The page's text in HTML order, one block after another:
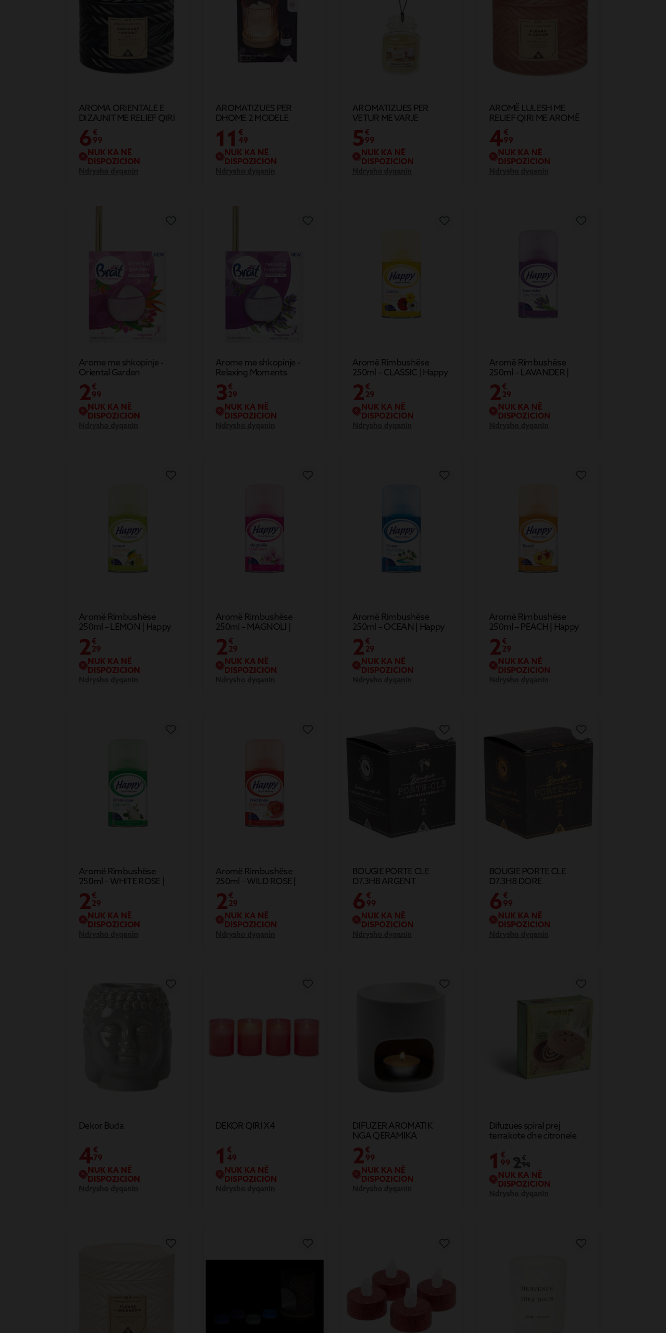
AROMA ORIENTALE E
DIZAJNIT ME RELIEF QIRI
ME AROMË TË ZEZË 25H
6 €
99
NUK KA NË
DISPOZICION
AROMATIZUES PER
DHOME 2 MODELE
11 €
49
NUK KA NË
DISPOZICION
AROMATIZUES PER
VETUR ME VARJE
5€
99
NUK KA NË
DISPOZICION
AROMË LULESH ME
RELIEF QIRI ME AROMË
TRËNDAFILI NGA
JAPONIA 25H
4€
99
NUK KA NË
DISPOZICION
Arome me shkopinje -
Oriental Garden
2€
99
NUK KA NË
DISPOZICION
Arome me shkopinje -
Relaxing Moments
3€
29
NUK KA NË
DISPOZICION
Aromë Rimbushëse
250ml – CLASSIC | Happy
2€
29
NUK KA NË
DISPOZICION
Aromë Rimbushëse
250ml – LAVANDER |
Happy
2€
29
NUK KA NË
DISPOZICION
Aromë Rimbushëse
250ml – LEMON | Happy
2€
29
NUK KA NË
DISPOZICION
Aromë Rimbushëse
250ml – MAGNOLI |
Happy
2€
29
NUK KA NË
DISPOZICION
Aromë Rimbushëse
250ml – OCEAN | Happy
2€
29
NUK KA NË
DISPOZICION
Aromë Rimbushëse
250ml – PEACH | Happy
2€
29
NUK KA NË
DISPOZICION
Aromë Rimbushëse
250ml – WHITE ROSE |
Happy
2€
29
NUK KA NË
DISPOZICION
Aromë Rimbushëse
250ml – WILD ROSE |
Happy
2€
29
NUK KA NË
DISPOZICION
BOUGIE PORTE CLE
D7.3H8 ARGENT
6 €
99
NUK KA NË
DISPOZICION
BOUGIE PORTE CLE
D7.3H8 DORE
6 €
99
NUK KA NË
DISPOZICION
Dekor Buda
4€
79
NUK KA NË
DISPOZICION
DEKOR QIRI X4
1 €
49
NUK KA NË
DISPOZICION
DIFUZER AROMATIK
NGA QERAMIKA
2€
99
NUK KA NË
DISPOZICION
Difuzues spiral prej
terrakote dhe citronele
1 €
99
NUK KA NË
DISPOZICION